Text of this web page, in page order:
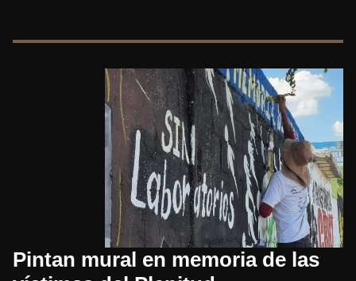
Pintan mural en memoria de las